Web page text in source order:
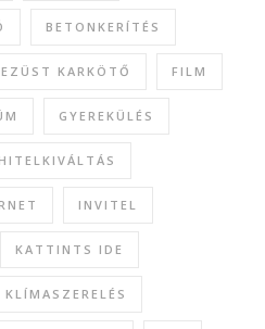
BETONKERÍTÉS
EZÜST KARKÖTŐ FILM
GYEREKÜLÉS
HITELKIVÁLTÁS
INVITEL
KATTINTS IDE
KLÍMASZERELÉS